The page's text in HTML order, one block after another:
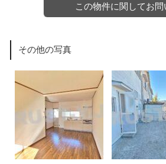
この物件に関してお問
その他の写真